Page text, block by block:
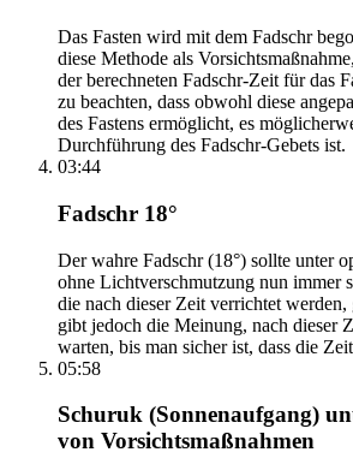
Das Fasten wird mit dem Fadschr
diese Methode als
der berechneten Fadschr-Zeit für das
zu beachten, dass obwohl diese
des Fastens ermöglicht, es
Durchführung des Fadschr-Gebets ist.
03:44
Fadschr 18°
Der wahre Fadschr (18°) sollte unter
ohne Lichtverschmutzung nun immer
die nach dieser Zeit verrichtet
gibt jedoch die Meinung, nach dieser
warten, bis man sicher ist, dass die
05:58
Schuruk (Sonnenaufgang)
von Vorsichtsmaßnahmen